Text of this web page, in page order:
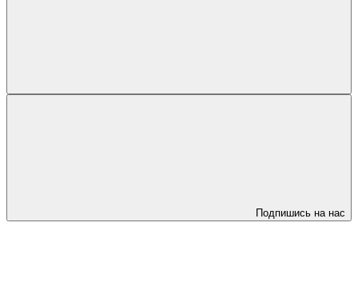
Подпишись на нас